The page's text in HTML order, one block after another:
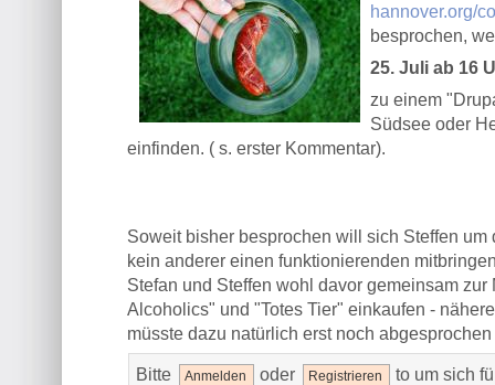
hannover.org/
besprochen,
25. Juli ab 16
zu einem
Südsee oder
einfinden. ( s. erster Kommentar).
Soweit bisher besprochen will sich Steffen um
kein anderer einen funktionierenden
Stefan und Steffen wohl davor gemeinsam zur
Alcoholics" und "Totes Tier" einkaufen -
müsste dazu natürlich erst noch
Bitte Anmelden oder Registrieren
to um sich